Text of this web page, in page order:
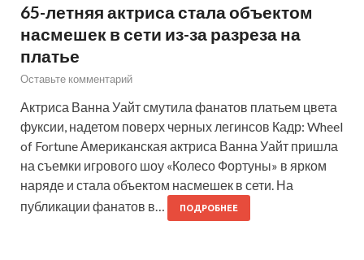
65-летняя актриса стала объектом
насмешек в сети из-за разреза на
платье
Оставьте комментарий
Актриса Ванна Уайт смутила фанатов платьем цвета
фуксии, надетом поверх черных легинсов Кадр: Wheel
of Fortune Американская актриса Ванна Уайт пришла
на съемки игрового шоу «Колесо Фортуны» в ярком
наряде и стала объектом насмешек в сети. На
публикации фанатов в…
ПОДРОБНЕЕ